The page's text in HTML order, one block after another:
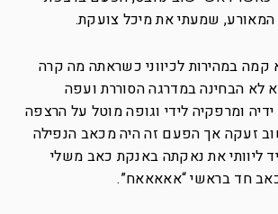
המאורע, שמעתי את מיכל צועקת.
קמה במהירות לכיווני כשראתה מה קרה
לא הבחינה במדרגה הסוררת ועפה
ידיה ומרפקיה לידי וגופה מוטל על הרצפה
זעקה אך הפעם זה היה מכאב הנפילה
ליוותי את נאקתה באנקת כאב משלי
חד בראשי “אאאאאח”.